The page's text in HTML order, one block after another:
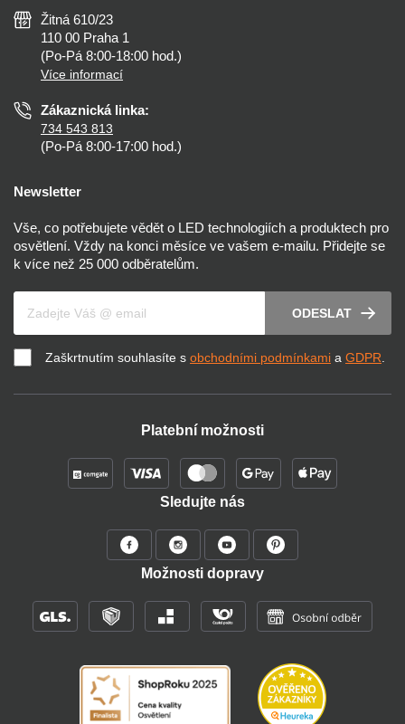
Nejčastější dotazy
Než koupíte
Osvětlení dle místnosti
Zásady ochrany soukromí
Nastavení cookies
Prohlášení o přístupnosti
Žitná 610/23
110 00 Praha 1
(Po-Pá 8:00-18:00 hod.)
Více informací
Zákaznická linka:
734 543 813
(Po-Pá 8:00-17:00 hod.)
Newsletter
Vše, co potřebujete vědět o LED technologiích a produktech pro
osvětlení. Vždy na konci měsíce ve vašem e-mailu. Přidejte se
k více než 25 000 odběratelům.
ODESLAT
Zaškrtnutím souhlasíte s obchodními podmínkami a GDPR.
Platební možnosti
Sledujte nás
Možnosti dopravy